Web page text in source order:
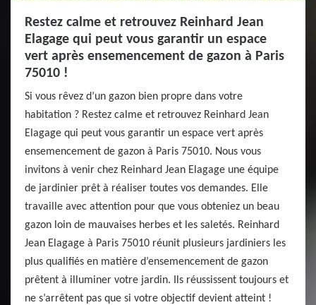
Restez calme et retrouvez Reinhard Jean
Elagage qui peut vous garantir un espace
vert après ensemencement de gazon à Paris
75010 !
Si vous rêvez d’un gazon bien propre dans votre
habitation ? Restez calme et retrouvez Reinhard Jean
Elagage qui peut vous garantir un espace vert après
ensemencement de gazon à Paris 75010. Nous vous
invitons à venir chez Reinhard Jean Elagage une équipe
de jardinier prêt à réaliser toutes vos demandes. Elle
travaille avec attention pour que vous obteniez un beau
gazon loin de mauvaises herbes et les saletés. Reinhard
Jean Elagage à Paris 75010 réunit plusieurs jardiniers les
plus qualifiés en matière d’ensemencement de gazon
prêtent à illuminer votre jardin. Ils réussissent toujours et
ne s’arrêtent pas que si votre objectif devient atteint !